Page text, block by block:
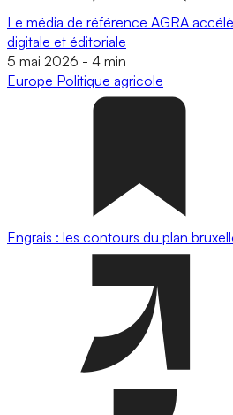
Le média de référence AGRA
digitale et éditoriale
5 mai 2026 - 4 min
Europe Politique agricole
Engrais : les contours du plan